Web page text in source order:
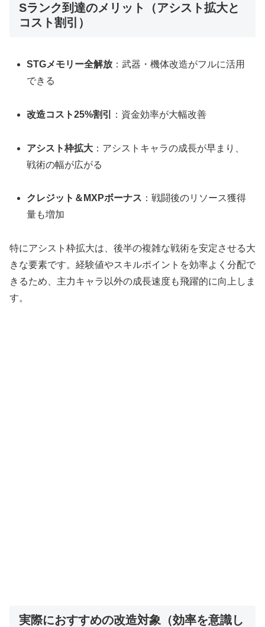
Sランク到達のメリット（アシスト拡大と
コスト割引）
STGメモリー全解放 ：武器・機体改造がフルに活用
できる
改造コスト25%割引 ：資金効率が大幅改善
アシスト枠拡大 ：アシストキャラの成長が早まり、
戦術の幅が広がる
クレジット＆MXPボーナス ：戦闘後のリソース獲得
量も増加
特にアシスト枠拡大は、後半の複雑な戦術を安定させる大
きな要素です。経験値やスキルポイントを効率よく分配で
きるため、主力キャラ以外の成長速度も飛躍的に向上しま
す。
実際におすすめの改造対象（効率を意識し